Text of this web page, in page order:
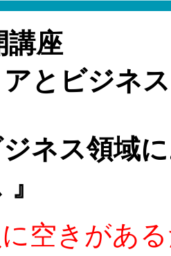
講座
アとビジネ
ネス領域
空きがあ